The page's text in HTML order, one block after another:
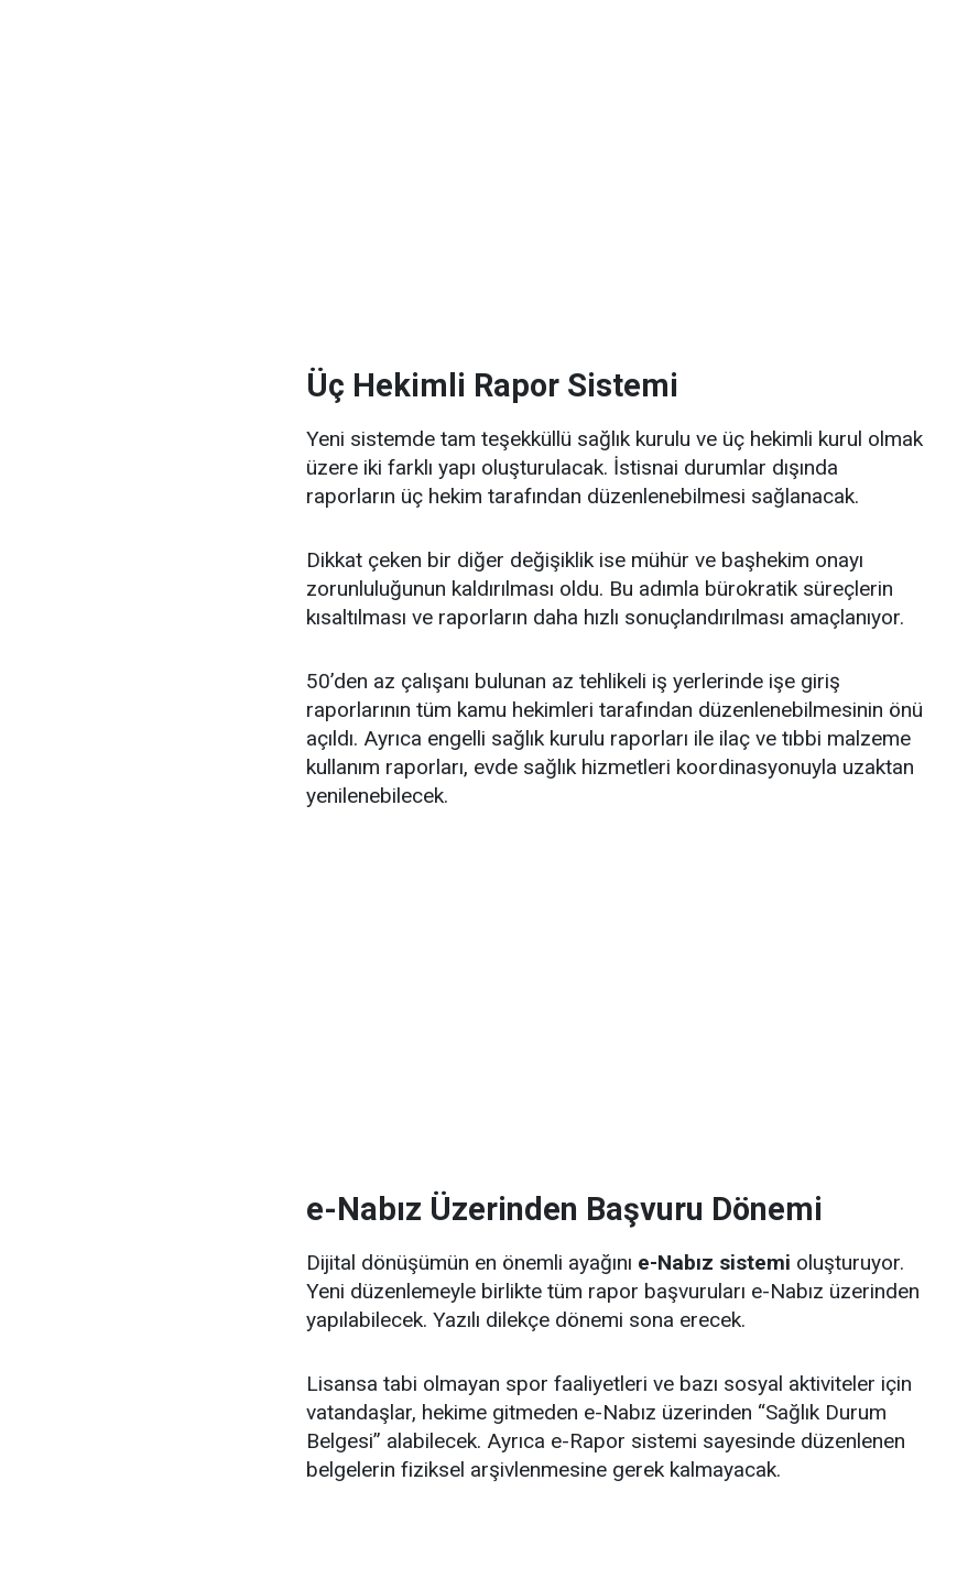
Üç Hekimli Rapor Sistemi
Yeni sistemde tam teşekküllü sağlık kurulu ve üç hekimli kurul olmak
üzere iki farklı yapı oluşturulacak. İstisnai durumlar dışında
raporların üç hekim tarafından düzenlenebilmesi sağlanacak.
Dikkat çeken bir diğer değişiklik ise mühür ve başhekim onayı
zorunluluğunun kaldırılması oldu. Bu adımla bürokratik süreçlerin
kısaltılması ve raporların daha hızlı sonuçlandırılması amaçlanıyor.
50’den az çalışanı bulunan az tehlikeli iş yerlerinde işe giriş
raporlarının tüm kamu hekimleri tarafından düzenlenebilmesinin önü
açıldı. Ayrıca engelli sağlık kurulu raporları ile ilaç ve tıbbi malzeme
kullanım raporları, evde sağlık hizmetleri koordinasyonuyla uzaktan
yenilenebilecek.
e-Nabız Üzerinden Başvuru Dönemi
Dijital dönüşümün en önemli ayağını e-Nabız sistemi oluşturuyor.
Yeni düzenlemeyle birlikte tüm rapor başvuruları e-Nabız üzerinden
yapılabilecek. Yazılı dilekçe dönemi sona erecek.
Lisansa tabi olmayan spor faaliyetleri ve bazı sosyal aktiviteler için
vatandaşlar, hekime gitmeden e-Nabız üzerinden “Sağlık Durum
Belgesi” alabilecek. Ayrıca e-Rapor sistemi sayesinde düzenlenen
belgelerin fiziksel arşivlenmesine gerek kalmayacak.